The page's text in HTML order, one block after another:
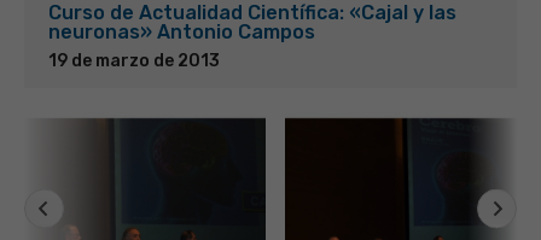
Curso de Actualidad Científica: «Cajal y las
neuronas» Antonio Campos
19 de marzo de 2013